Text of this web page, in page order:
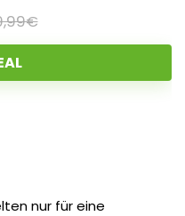
nur für eine